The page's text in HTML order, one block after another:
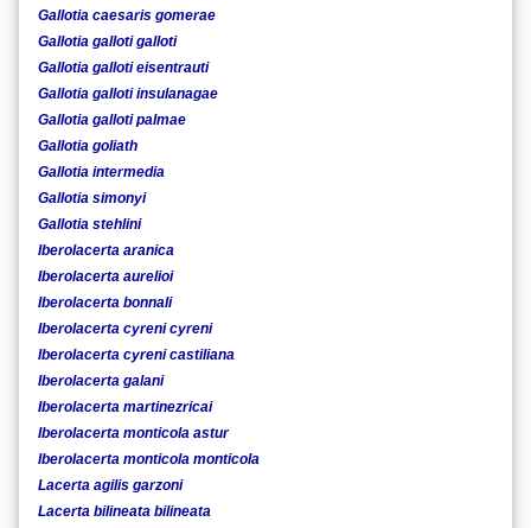
Gallotia caesaris gomerae
Gallotia galloti galloti
Gallotia galloti eisentrauti
Gallotia galloti insulanagae
Gallotia galloti palmae
Gallotia goliath
Gallotia intermedia
Gallotia simonyi
Gallotia stehlini
Iberolacerta aranica
Iberolacerta aurelioi
Iberolacerta bonnali
Iberolacerta cyreni cyreni
Iberolacerta cyreni castiliana
Iberolacerta galani
Iberolacerta martinezricai
Iberolacerta monticola astur
Iberolacerta monticola monticola
Lacerta agilis garzoni
Lacerta bilineata bilineata